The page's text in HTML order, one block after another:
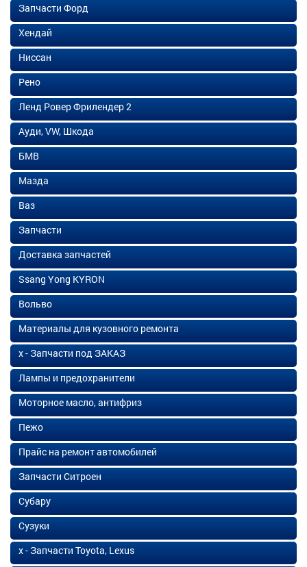
Запчасти Форд
Хендай
Ниссан
Рено
Ленд Ровер Фрилендер 2
Ауди, VW, Шкода
БМВ
Мазда
Ваз
Запчасти
Доставка запчастей
Ssang Yong KYRON
Вольво
Материалы для кузовного ремонта
х - Запчасти под ЗАКАЗ
Лампы и предохранители
Моторное масло, антифриз
Пежо
Прайс на ремонт автомобилей
Запчасти Ситроен
Субару
Сузуки
х - Запчасти Toyota, Lexus